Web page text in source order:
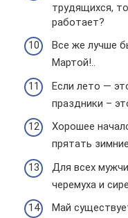
трудящихся,
работает?
Все же лучше
Мартой!..
Если лето —
праздники –
Хорошее
прятать
Для всех
черемуха и
Май